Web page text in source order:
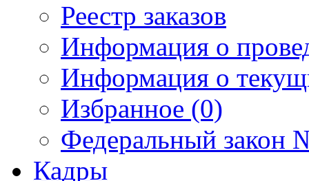
Реестр заказов
Информация о
Информация о
Избранное (0)
Федеральный закон
Кадры